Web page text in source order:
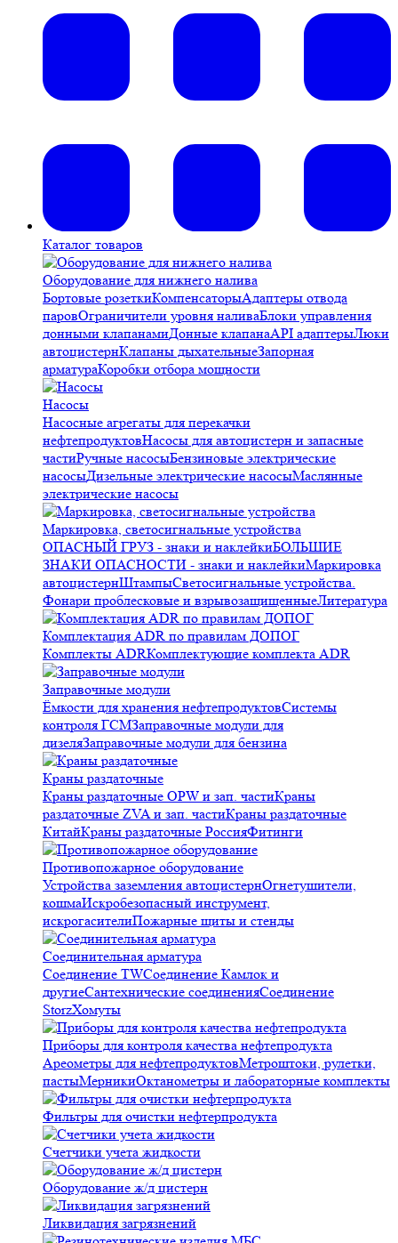
Каталог товаров
Оборудование для нижнего налива
Бортовые розеткиКомпенсаторыАдаптеры отвода
паровОграничители уровня наливаБлоки управления
донными клапанамиДонные клапанаAPI адаптерыЛюки
автоцистернКлапаны дыхательныеЗапорная
арматураКоробки отбора мощности
Насосы
Насосные агрегаты для перекачки
нефтепродуктовНасосы для автоцистерн и запасные
частиРучные насосыБензиновые электрические
насосыДизельные электрические насосыМаслянные
электрические насосы
Маркировка, светосигнальные устройства
ОПАСНЫЙ ГРУЗ - знаки и наклейкиБОЛЬШИЕ
ЗНАКИ ОПАСНОСТИ - знаки и наклейкиМаркировка
автоцистернШтампыСветосигнальные устройства.
Фонари проблесковые и взрывозащищенныеЛитература
Комплектация ADR по правилам ДОПОГ
Комплекты ADRКомплектующие комплекта ADR
Заправочные модули
Ёмкости для хранения нефтепродуктовСистемы
контроля ГСМЗаправочные модули для
дизеляЗаправочные модули для бензина
Краны раздаточные
Краны раздаточные OPW и зап. частиКраны
раздаточные ZVA и зап. частиКраны раздаточные
КитайКраны раздаточные РоссияФитинги
Противопожарное оборудование
Устройства заземления автоцистернОгнетушители,
кошмаИскробезопасный инструмент,
искрогасителиПожарные щиты и стенды
Соединительная арматура
Соединение TWСоединение Камлок и
другиеСантехнические соединенияСоединение
StorzХомуты
Приборы для контроля качества нефтепродукта
Ареометры для нефтепродуктовМетроштоки, рулетки,
пастыМерникиОктанометры и лабораторные комплекты
Фильтры для очистки нефтерпродукта
Счетчики учета жидкости
Оборудование ж/д цистерн
Ликвидация загрязнений